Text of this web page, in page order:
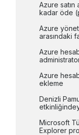
Azure satın
kadar öde
Azure
arasındaki
Azure
Azure
ekleme
Denizli
Microsoft
Explorer